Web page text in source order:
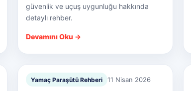
güvenlik ve uçuş uygunluğu hakkında
detaylı rehber.
Devamını Oku →
Yamaç Paraşütü Rehberi 11 Nisan 2026